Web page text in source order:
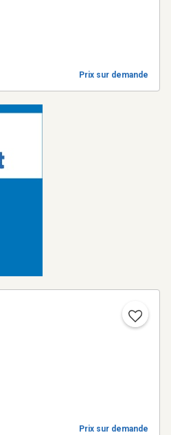
Prix sur demande
Prix sur demande